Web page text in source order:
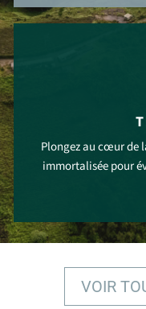
Plongez au cœur de
immortalisée pour
VOIR